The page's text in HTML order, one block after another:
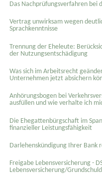
Das Nachprüfungsverfahren bei
Vertrag unwirksam wegen
Sprachkenntnisse
Trennung der Eheleute:
der Nutzungsentschädigung
Was sich im Arbeitsrecht
Unternehmen jetzt absichern
Anhörungsbogen bei
ausfüllen und wie verhalte ich
Die Ehegattenbürgschaft im
finanzieller Leistungsfähigkeit
Darlehenskündigung Ihrer Bank
Freigabe Lebensversicherung -
Lebensversicherung/